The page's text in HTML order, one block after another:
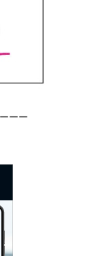
ーー